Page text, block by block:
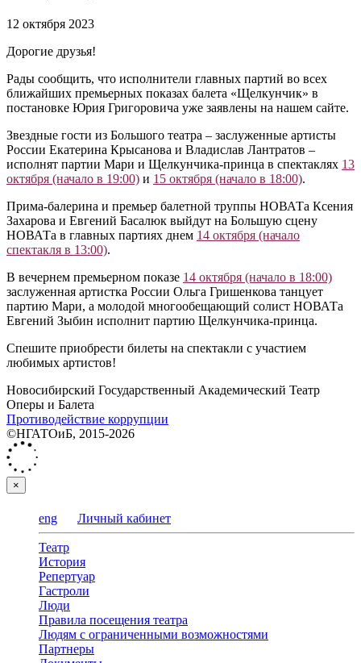
12 октября 2023
Дорогие друзья!
Рады сообщить, что исполнители главных партий во всех
ближайших премьерных показах балета «Щелкунчик» в
постановке Юрия Григоровича уже заявлены на нашем сайте.
Звездные гости из Большого театра – заслуженные артисты
России Екатерина Крысанова и Владислав Лантратов –
исполнят партии Мари и Щелкунчика-принца в спектаклях 13
октября (начало в 19:00) и 15 октября (начало в 18:00).
Прима-балерина и премьер балетной труппы НОВАТа Ксения
Захарова и Евгений Басалюк выйдут на Большую сцену
НОВАТа в главных партиях днем 14 октября (начало
спектакля в 13:00).
В вечернем премьерном показе 14 октября (начало в 18:00)
заслуженная артистка России Ольга Гришенкова танцует
партию Мари, а молодой многообещающий солист НОВАТа
Евгений Зыбин исполнит партию Щелкунчика-принца.
Спешите приобрести билеты на спектакли с участием
любимых артистов!
Новосибирский Государственный Академический Театр
Оперы и Балета
Противодействие коррупции
©НГАТОиБ, 2015-2026
×
eng Личный кабинет
Театр
История
Репертуар
Гастроли
Люди
Правила посещения театра
Людям с ограниченными возможностями
Партнеры